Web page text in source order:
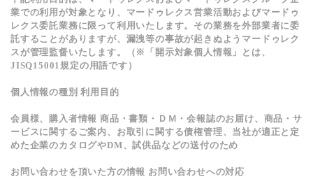
業での利用が対象となり、マードゥレクス営業活動およびマードゥ
レクス委託業務に限って利用いたします。その業務を外部業者に委
託することがありますが、漏洩等の事故が起きぬようマードゥレク
スが管理監督いたします。（※「開示対象個人情報」とは、
JISQ15001規定の用語です）
個人情報の種別 利用目的
会員様、購入者情報 商品・書類・ＤＭ・会報誌のお届け、商品・サ
ービスに関するご案内、お取引に関する債権管理、当社が適正と定
めた企業のカタログやDM、試供品などの送付のため
お問い合わせを頂いた方の情報 お問い合わせへの対応